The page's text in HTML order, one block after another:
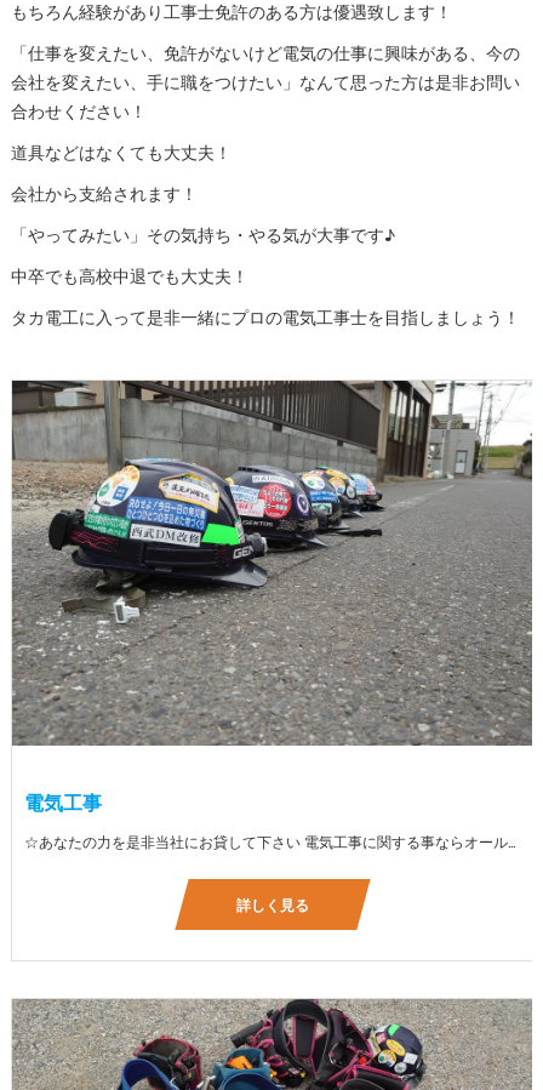
もちろん経験があり工事士免許のある方は優遇致します！
「仕事を変えたい、免許がないけど電気の仕事に興味がある、今の
会社を変えたい、手に職をつけたい」なんて思った方は是非お問い
合わせください！
道具などはなくても大丈夫！
会社から支給されます！
「やってみたい」その気持ち・やる気が大事です♪
中卒でも高校中退でも大丈夫！
タカ電工に入って是非一緒にプロの電気工事士を目指しましょう！
電気工事
☆あなたの力を是非当社にお貸して下さい 電気工事に関する事ならオールマイティに対応しております（室内配線・室外配線、スイッチコンセント取付け、照明器具取付け、配電盤取付け、エアコン取付け、LANケーブル配線、アンテナ取付けなど） 【工具支給致します】 また新品工具と新品作業服を完全支給を致します。 高品質の作業服と工具入社してくれた方には支給致します♪
詳しく見る